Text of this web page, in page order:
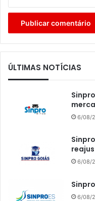
ÚLTIMAS NOTÍCIAS
6/08/
6/08/
6/08/